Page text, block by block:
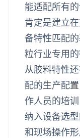
能适配所有
肯定是建立
备特性匹配
粒行业专用
从胶料特性
配的生产配
作人员的培
纳入设备选
和现场操作